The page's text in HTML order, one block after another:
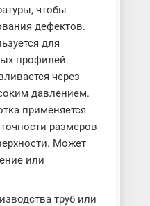
чтобы
дефектов.
для
профилей.
через
давлением.
применяется
размеров
Может
или
труб или